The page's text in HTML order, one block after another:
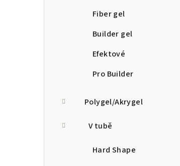
Fiber gel
Builder gel
Efektové
Pro Builder
Polygel/Akrygel
V tubě
Hard Shape